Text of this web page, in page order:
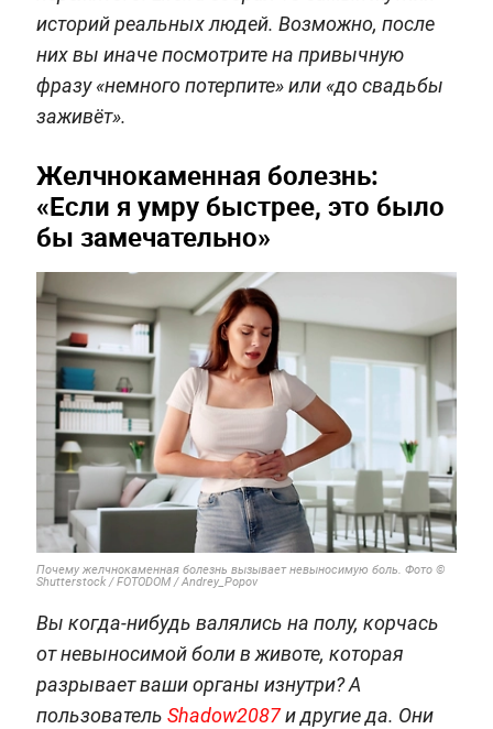
историй реальных людей. Возможно, после
них вы иначе посмотрите на привычную
фразу «немного потерпите» или «до свадьбы
заживёт».
Желчнокаменная болезнь:
«Если я умру быстрее, это было
бы замечательно»
Почему желчнокаменная болезнь вызывает невыносимую боль. Фото ©
Shutterstock / FOTODOM / Andrey_Popov
Вы когда-нибудь валялись на полу, корчась
от невыносимой боли в животе, которая
разрывает ваши органы изнутри? А
пользователь Shadow2087и другие да. Они